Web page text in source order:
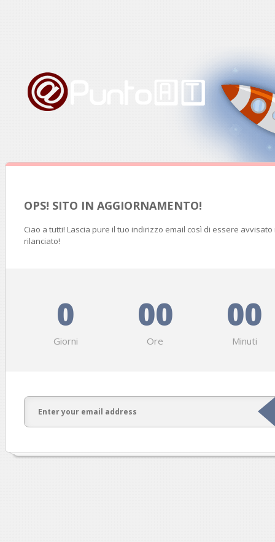
OPS! SITO IN AGGIORNAMENTO!
Ciao a tutti! Lascia pure il tuo indirizzo email così di essere
rilanciato!
0
Giorni
00
Ore
00
Minuti